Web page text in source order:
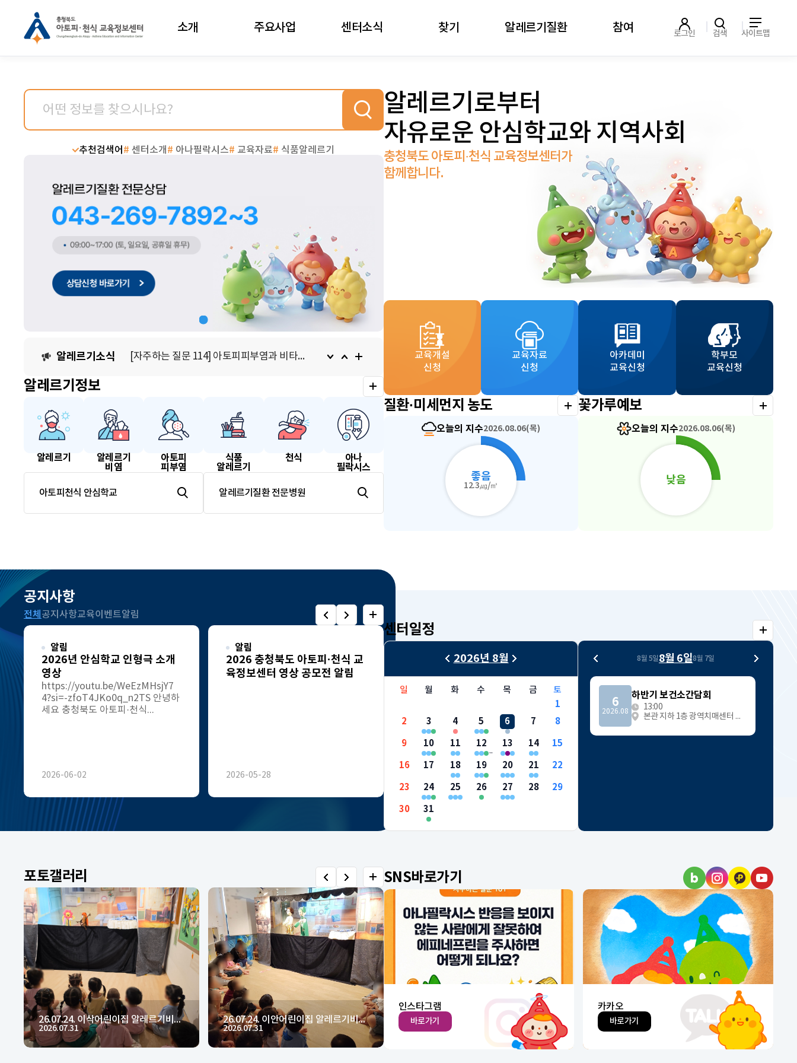
소개 주요사업 센터소식 찾기 알레르기질환 참여 로그인 검색 사이트맵
추천검색어 # 센터소개 # 아나필락시스# 교육자료# 식품알레르기
알레르기소식
[자주하는 질문 112] 알레르기 검사
[자주하는 질문 114] 아토피피부염과 비타민D
[자주하는 질문 115] 기침만 하는 천식도 있나요?
알레르기정보
알레르기
알레르기
비염
아토피
피부염
식품
알레르기
천식
아나
필락시스
아토피천식 안심학교 알레르기질환 전문병원
알레르기로부터
자유로운 안심학교와 지역사회
충청북도 아토피·천식 교육정보센터가
함께합니다.
교육개설
신청
교육자료
신청
아카데미
교육신청
학부모
교육신청
질환·미세먼지 농도
오늘의 지수2026.08.06(목)
좋음
12.3㎍/㎥
꽃가루예보
오늘의 지수2026.08.06(목)
낮음
공지사항
전체 공지사항교육이벤트알림
알림
2026년 안심학교 인형극 소개
영상
https://youtu.be/WeEzMHsjY7
4?si=-zfoT4JKo0q_n2TS 안녕하
세요 충청북도 아토피·천식...
2026-06-02
알림
2026 충청북도 아토피·천식 교
육정보센터 영상 공모전 알림
2026-05-28
2026 충청북도 아토피·천식 교
육정보센터 그림 공모전 알림
폼제출 주소: https://forms.gle/8
2026-05-28
아토피천식 안심학교 안내 부록
(환아관리카드, 환경관리 체크
리스트)
안녕하세요? 충청북도 아토피천식
교육정보센터입니다. 아토피천식
안심학교 안내 부록...
센터일정
2026년 8월
일 월 화 수 목 금 토
1
2
3 4 5 6 7 8
9 10 11 12 13 14 15
16 17 18 19 20 21 22
23 24 25 26 27 28 29
30 31
8월 5일 8월 6일8월 7일
6
2026.08
하반기 보건소간담회
13:00
본관 지하 1층 광역치매센터 세미나실
포토갤러리
26.07.24. 이안어린이집 알레르기비염 인형...
2026.07.31
26.07.24. 이삭어린이집 알레르기비염 인형...
2026.07.31
SNS바로가기
네이버 블로그
바로가기
인스타그램
바로가기
카카오
바로가기
유튜브
바로가기